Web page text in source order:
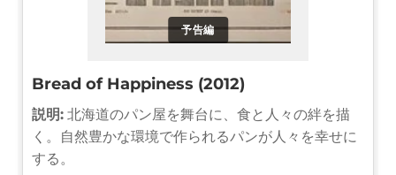
予告編
Bread of Happiness (2012)
説明: 北海道のパン屋を舞台に、食と人々の絆を描
く。自然豊かな環境で作られるパンが人々を幸せに
する。